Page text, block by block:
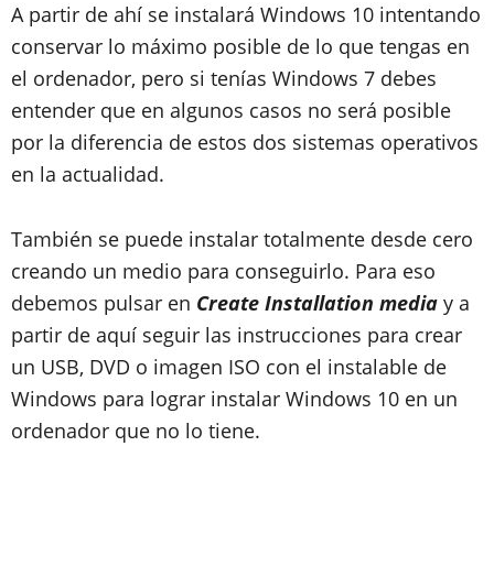
A partir de ahí se instalará Windows 10 intentando
conservar lo máximo posible de lo que tengas en
el ordenador, pero si tenías Windows 7 debes
entender que en algunos casos no será posible
por la diferencia de estos dos sistemas operativos
en la actualidad.
También se puede instalar totalmente desde cero
creando un medio para conseguirlo. Para eso
debemos pulsar en Create Installation media y a
partir de aquí seguir las instrucciones para crear
un USB, DVD o imagen ISO con el instalable de
Windows para lograr instalar Windows 10 en un
ordenador que no lo tiene.